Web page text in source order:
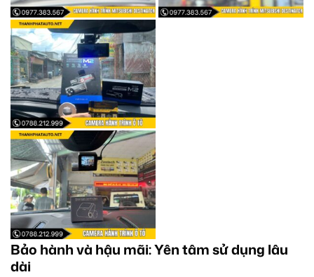
Bảo hành và hậu mãi: Yên tâm sử dụng lâu
dài